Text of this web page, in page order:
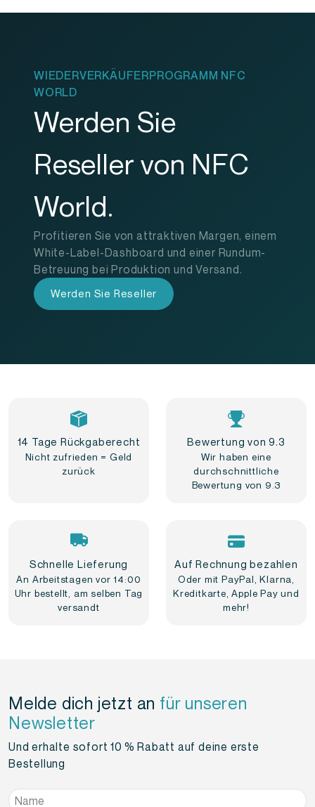
WIEDERVERKÄUFERPROGRAMM NFC
WORLD
Werden Sie
Reseller von NFC
World.
Profitieren Sie von attraktiven Margen, einem
White-Label-Dashboard und einer Rundum-
Betreuung bei Produktion und Versand.
Werden Sie Reseller
14 Tage Rückgaberecht
Nicht zufrieden = Geld
zurück
Bewertung von 9.3
Wir haben eine
durchschnittliche
Bewertung von 9.3
Schnelle Lieferung
An Arbeitstagen vor 14:00
Uhr bestellt, am selben Tag
versandt
Auf Rechnung bezahlen
Oder mit PayPal, Klarna,
Kreditkarte, Apple Pay und
mehr!
Melde dich jetzt an für unseren
Newsletter
Und erhalte sofort 10 % Rabatt auf deine erste
Bestellung
Name*